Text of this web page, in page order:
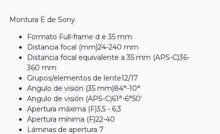
Montura E de Sony
Formato Full-frame d e 35 mm
Distancia focal (mm)24-240 mm
Distancia focal equivalente a 35 mm (APS-C)36-
360 mm
Grupos/elementos de lente12/17
Angulo de visión (35 mm)84°-10°
Angulo de visión (APS-C)61°-6°50'
Apertura máxima (F)3,5 - 6,3
Apertura mínima (F)22-40
Láminas de apertura 7